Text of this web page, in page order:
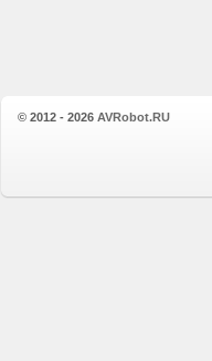
© 2012 - 2026 AVRobot.RU